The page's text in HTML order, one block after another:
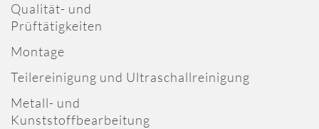
Qualität- und
Prüftätigkeiten
Montage
Teilereinigung und Ultraschallreinigung
Metall- und
Kunststoffbearbeitung